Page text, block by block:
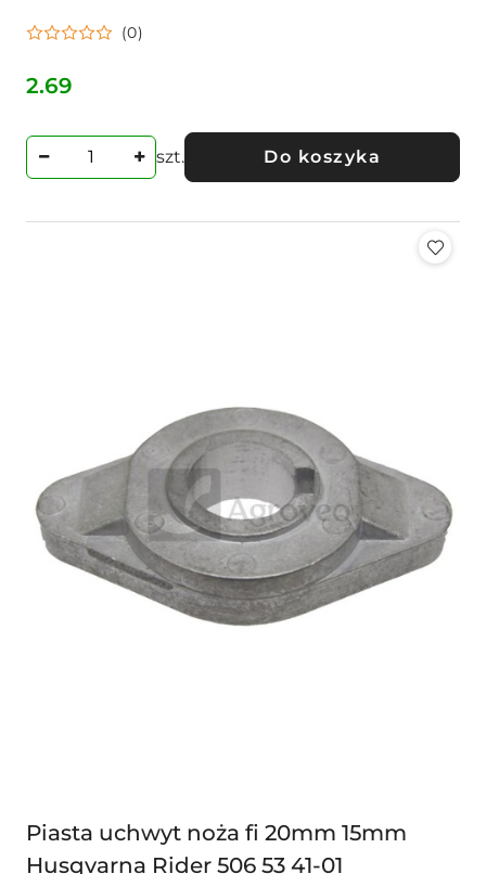
(0)
Cena:
2.69
szt. Do koszyka
Piasta uchwyt noża fi 20mm 15mm
Husqvarna Rider 506 53 41-01